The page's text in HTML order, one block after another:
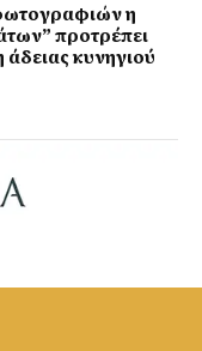
η
προτρέπει
κυνηγιού